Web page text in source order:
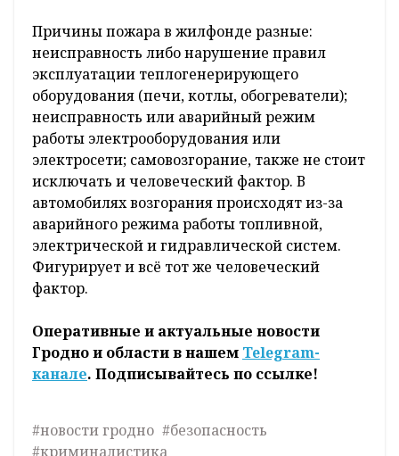
Причины пожара в жилфонде разные:
неисправность либо нарушение правил
эксплуатации теплогенерирующего
оборудования (печи, котлы, обогреватели);
неисправность или аварийный режим
работы электрооборудования или
электросети; самовозгорание, также не стоит
исключать и человеческий фактор. В
автомобилях возгорания происходят из-за
аварийного режима работы топливной,
электрической и гидравлической систем.
Фигурирует и всё тот же человеческий
фактор.
Оперативные и актуальные новости
Гродно и области в нашем Telegram-
канале. Подписывайтесь по ссылке!
#новости гродно #безопасность
#криминалистика